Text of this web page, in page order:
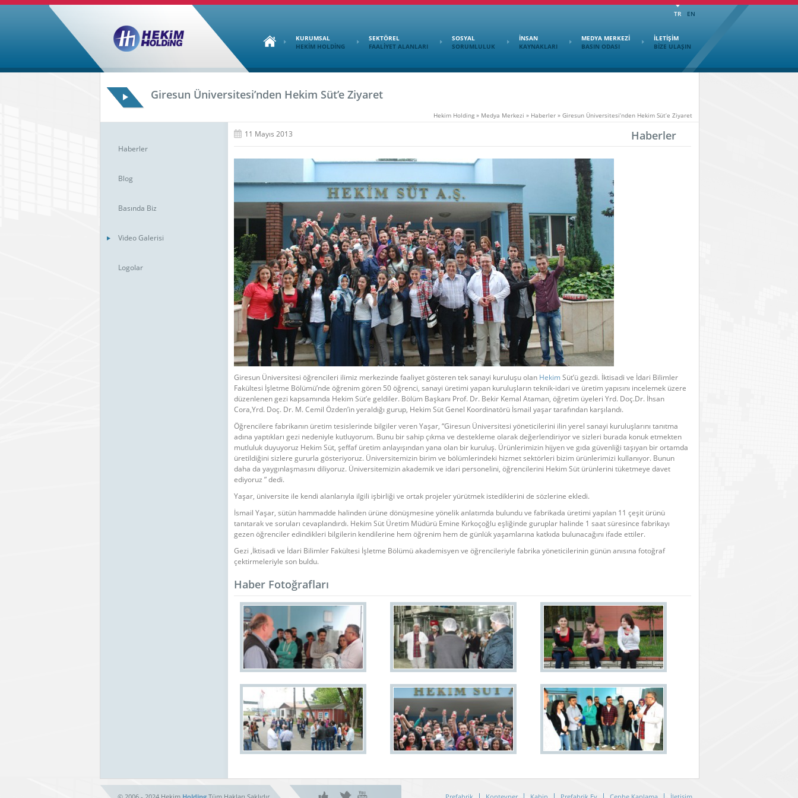
TR EN
KURUMSAL
HEKİM HOLDİNG
SEKTÖREL
FAALİYET ALANLARI
SOSYAL
SORUMLULUK
İNSAN
KAYNAKLARI
MEDYA MERKEZİ
BASIN ODASI
İLETİŞİM
BİZE ULAŞIN
Giresun Üniversitesi’nden Hekim Süt’e Ziyaret
Hekim Holding » Medya Merkezi » Haberler » Giresun Üniversitesi’nden Hekim Süt’e Ziyaret
Haberler
Blog
Basında Biz
Video Galerisi
Logolar
11 Mayıs 2013 Haberler
Giresun Üniversitesi öğrencileri ilimiz merkezinde faaliyet gösteren tek sanayi kuruluşu olan HekimSüt’ü gezdi. İktisadi ve İdari Bilimler
Fakültesi İşletme Bölümü’nde öğrenim gören 50 öğrenci, sanayi üretimi yapan kuruluşların teknik-idari ve üretim yapısını incelemek üzere
düzenlenen gezi kapsamında Hekim Süt’e geldiler. Bölüm Başkanı Prof. Dr. Bekir Kemal Ataman, öğretim üyeleri Yrd. Doç.Dr. İhsan
Cora,Yrd. Doç. Dr. M. Cemil Özden’in yeraldığı gurup, Hekim Süt Genel Koordinatörü İsmail yaşar tarafından karşılandı.
Öğrencilere fabrikanın üretim tesislerinde bilgiler veren Yaşar, “Giresun Üniversitesi yöneticilerini ilin yerel sanayi kuruluşlarını tanıtma
adına yaptıkları gezi nedeniyle kutluyorum. Bunu bir sahip çıkma ve destekleme olarak değerlendiriyor ve sizleri burada konuk etmekten
mutluluk duyuyoruz Hekim Süt, şeffaf üretim anlayışından yana olan bir kuruluş. Ürünlerimizin hijyen ve gıda güvenliği taşıyan bir ortamda
üretildiğini sizlere gururla gösteriyoruz. Üniversitemizin birim ve bölümlerindeki hizmet sektörleri bizim ürünlerimizi kullanıyor. Bunun
daha da yaygınlaşmasını diliyoruz. Üniversitemizin akademik ve idari personelini, öğrencilerini Hekim Süt ürünlerini tüketmeye davet
ediyoruz ” dedi.
Yaşar, üniversite ile kendi alanlarıyla ilgili işbirliği ve ortak projeler yürütmek istediklerini de sözlerine ekledi.
İsmail Yaşar, sütün hammadde halinden ürüne dönüşmesine yönelik anlatımda bulundu ve fabrikada üretimi yapılan 11 çeşit ürünü
tanıtarak ve soruları cevaplandırdı. Hekim Süt Üretim Müdürü Emine Kırkoçoğlu eşliğinde guruplar halinde 1 saat süresince fabrikayı
gezen öğrenciler edindikleri bilgilerin kendilerine hem öğrenim hem de günlük yaşamlarına katkıda bulunacağını ifade ettiler.
Gezi ,İktisadi ve İdari Bilimler Fakültesi İşletme Bölümü akademisyen ve öğrencileriyle fabrika yöneticilerinin günün anısına fotoğraf
çektirmeleriyle son buldu.
Haber Fotoğrafları